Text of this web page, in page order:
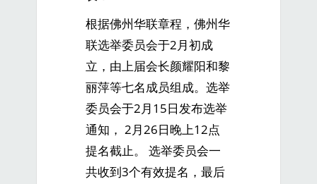
根据佛州华联章程，佛州华
联选举委员会于2月初成
立，由上届会长颜耀阳和黎
丽萍等七名成员组成。选举
委员会于2月15日发布选举
通知， 2月26日晚上12点
提名截止。 选举委员会一
共收到3个有效提名，最后